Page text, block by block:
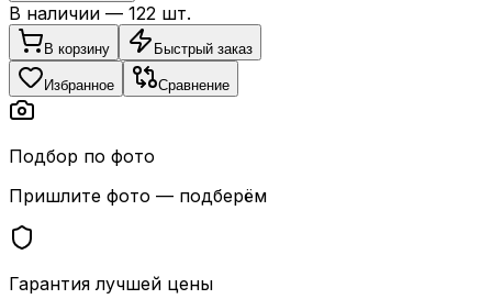
В наличии — 122 шт.
В корзину Быстрый заказ
Избранное Сравнение
Подбор по фото
Пришлите фото — подберём
Гарантия лучшей цены